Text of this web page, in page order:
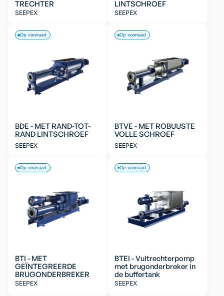
TRECHTER
SEEPEX
LINTSCHROEF
SEEPEX
BDE - MET RAND-TOT-
RAND LINTSCHROEF
SEEPEX
Op voorraad
BTVE - MET ROBUUSTE
VOLLE SCHROEF
SEEPEX
Op voorraad
BTI - MET
GEÏNTEGREERDE
BRUGONDERBREKER
SEEPEX
Op voorraad
BTEI - Vultrechterpomp
met brugonderbreker in
de buffertank
SEEPEX
Op voorraad